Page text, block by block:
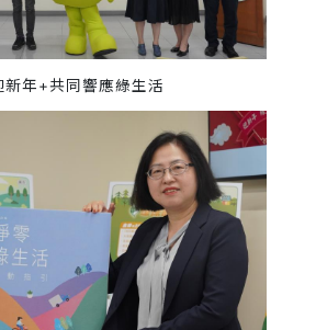
年+共同響應綠生活